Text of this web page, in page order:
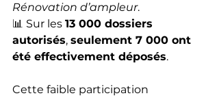
Rénovation d’ampleur.
📊 Sur les 13 000 dossiers
autorisés, seulement 7 000 ont
été effectivement déposés.
Cette faible participation